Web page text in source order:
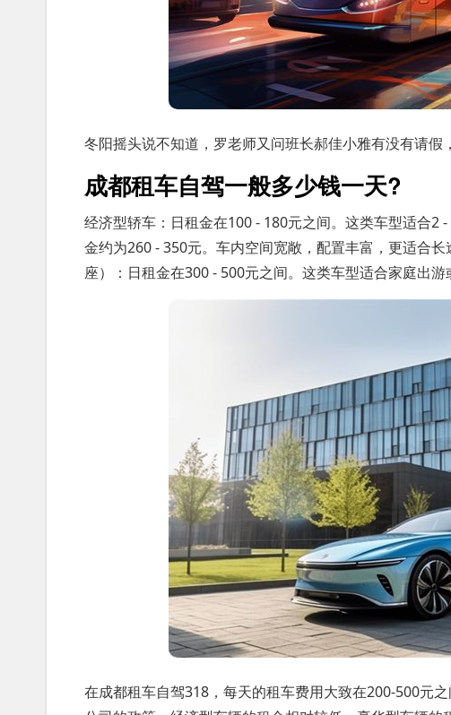
冬阳摇头说不知道，罗老师又问班长郝佳小雅有没有请假
成都租车自驾一般多少钱一天?
经济型轿车：日租金在100 - 180元之间。这类车型适合2
金约为260 - 350元。车内空间宽敞，配置丰富，更适合
座）：日租金在300 - 500元之间。这类车型适合家庭出游
在成都租车自驾318，每天的租车费用大致在200-500元